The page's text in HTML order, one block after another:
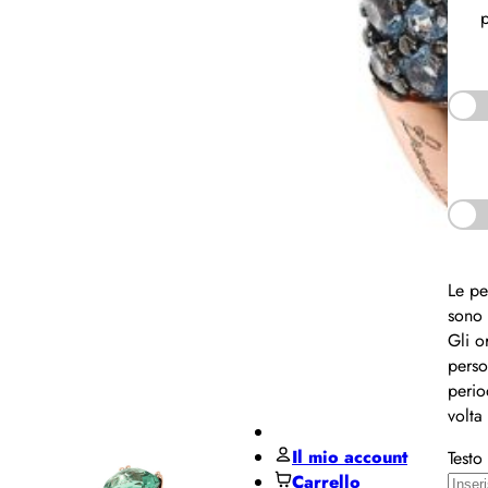
Il mio account
Carrello
Le
Gli